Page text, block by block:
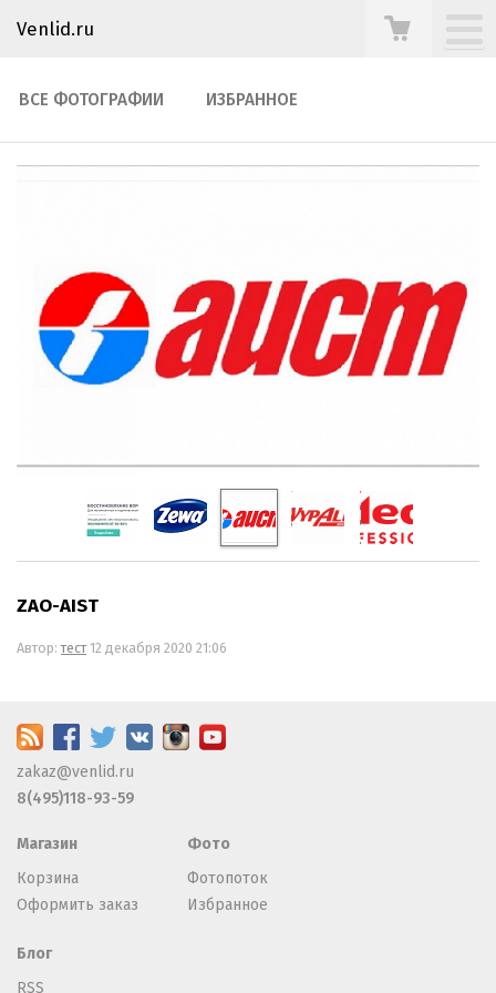
Venlid.ru
ВСЕ ФОТОГРАФИИ ИЗБРАННОЕ
ZAO-AIST
Автор:тест12 декабря 2020 21:06
zakaz@venlid.ru
8(495)118-93-59
Магазин
Корзина
Оформить заказ
Фото
Фотопоток
Избранное
Блог
RSS